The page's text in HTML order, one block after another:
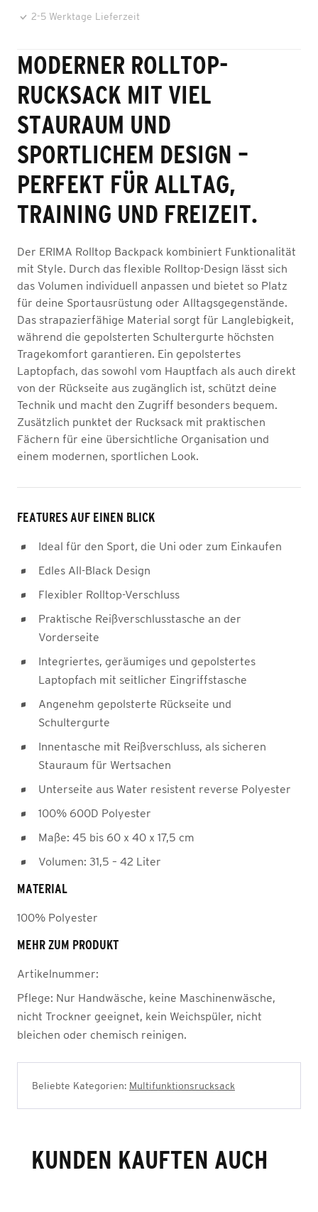
2-5 Werktage Lieferzeit
MODERNER ROLLTOP-
RUCKSACK MIT VIEL
STAURAUM UND
SPORTLICHEM DESIGN –
PERFEKT FÜR ALLTAG,
TRAINING UND FREIZEIT.
Der ERIMA Rolltop Backpack kombiniert Funktionalität
mit Style. Durch das flexible Rolltop-Design lässt sich
das Volumen individuell anpassen und bietet so Platz
für deine Sportausrüstung oder Alltagsgegenstände.
Das strapazierfähige Material sorgt für Langlebigkeit,
während die gepolsterten Schultergurte höchsten
Tragekomfort garantieren. Ein gepolstertes
Laptopfach, das sowohl vom Hauptfach als auch direkt
von der Rückseite aus zugänglich ist, schützt deine
Technik und macht den Zugriff besonders bequem.
Zusätzlich punktet der Rucksack mit praktischen
Fächern für eine übersichtliche Organisation und
einem modernen, sportlichen Look.
FEATURES AUF EINEN BLICK
Ideal für den Sport, die Uni oder zum Einkaufen
Edles All-Black Design
Flexibler Rolltop-Verschluss
Praktische Reißverschlusstasche an der
Vorderseite
Integriertes, geräumiges und gepolstertes
Laptopfach mit seitlicher Eingriffstasche
Angenehm gepolsterte Rückseite und
Schultergurte
Innentasche mit Reißverschluss, als sicheren
Stauraum für Wertsachen
Unterseite aus Water resistent reverse Polyester
100% 600D Polyester
Maße: 45 bis 60 x 40 x 17,5 cm
Volumen: 31,5 – 42 Liter
MATERIAL
100% Polyester
MEHR ZUM PRODUKT
Artikelnummer:
Pflege: Nur Handwäsche, keine Maschinenwäsche,
nicht Trockner geeignet, kein Weichspüler, nicht
bleichen oder chemisch reinigen.
Beliebte Kategorien: Multifunktionsrucksack
KUNDEN KAUFTEN AUCH